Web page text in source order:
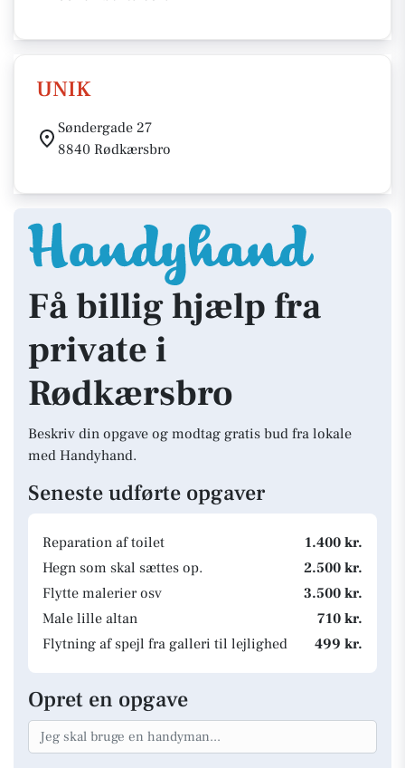
UNIK
Søndergade 27
8840 Rødkærsbro
Få billig hjælp fra
private i
Rødkærsbro
Beskriv din opgave og modtag gratis bud fra lokale
med Handyhand.
Seneste udførte opgaver
Reparation af toilet
1.400 kr.
Hegn som skal sættes op.
2.500 kr.
Flytte malerier osv
3.500 kr.
Male lille altan
710 kr.
Flytning af spejl fra galleri til lejlighed
499 kr.
Opret en opgave